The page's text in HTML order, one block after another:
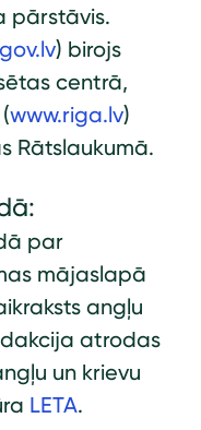
pārstāvis.
) birojs
centrā,
www.riga.lv)
Rātslaukumā.
par
mājaslapā
angļu
atrodas
un krievu
LETA.